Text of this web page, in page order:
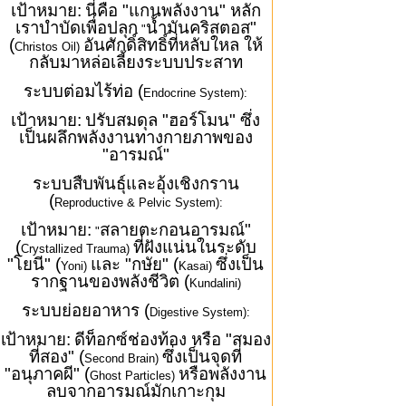
เป้าหมาย: นี่คือ "แกนพลังงาน" หลัก
เราบำบัดเพื่อปลุก "น้ำมันคริสตอส"
(Christos Oil) อันศักดิ์สิทธิ์ที่หลับใหล ให้
กลับมาหล่อเลี้ยงระบบประสาท
ระบบต่อมไร้ท่อ (Endocrine System):
เป้าหมาย: ปรับสมดุล "ฮอร์โมน" ซึ่ง
เป็นผลึกพลังงานทางกายภาพของ
"อารมณ์"
ระบบสืบพันธุ์และอุ้งเชิงกราน
(Reproductive & Pelvic System):
เป้าหมาย: "สลายตะกอนอารมณ์"
(Crystallized Trauma) ที่ฝังแน่นในระดับ
"โยนี" (Yoni) และ "กษัย" (Kasai)ซึ่งเป็น
รากฐานของพลังชีวิต (Kundalini)
ระบบย่อยอาหาร (Digestive System):
เป้าหมาย: ดีท็อกซ์ช่องท้อง หรือ "สมอง
ที่สอง" (Second Brain)ซึ่งเป็นจุดที่
"อนุภาคผี" (Ghost Particles) หรือพลังงาน
ลบจากอารมณ์มักเกาะกุม